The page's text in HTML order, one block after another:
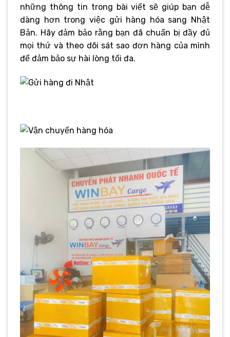
những thông tin trong bài viết sẽ giúp bạn dễ
dàng hơn trong việc gửi hàng hóa sang Nhật
Bản. Hãy đảm bảo rằng bạn đã chuẩn bị đầy đủ
mọi thứ và theo dõi sát sao đơn hàng của mình
để đảm bảo sự hài lòng tối đa.